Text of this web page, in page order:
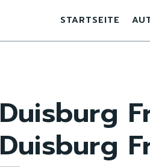
STARTSEITE
Duisburg
Duisburg